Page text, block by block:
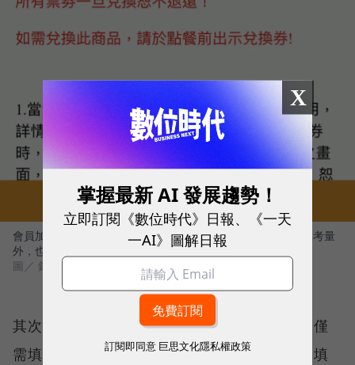
會員加入錢都App後即可享單次95折優惠，折數設定除了成本考量
外，也可以阻擋只為折扣而來的顧客。
圖／ 錢都App
其次，註冊流程也盡可能地把門檻降到最低，僅
需填寫姓名、生日等基本資料，甚至可以略過填
X
掌握最新 AI 發展趨勢！
立即訂閱《數位時代》日報、《一天
一AI》圖解日報
訂閱即同意 巨思文化隱私權政策